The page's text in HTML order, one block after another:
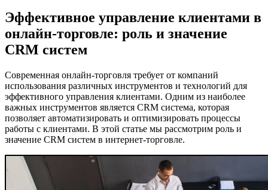
Эффективное управление клиентами в
онлайн-торговле: роль и значение
CRM систем
Современная онлайн-торговля требует от компаний
использования различных инструментов и технологий для
эффективного управления клиентами. Одним из наиболее
важных инструментов является CRM система, которая
позволяет автоматизировать и оптимизировать процессы
работы с клиентами. В этой статье мы рассмотрим роль и
значение CRM систем в интернет-торговле.